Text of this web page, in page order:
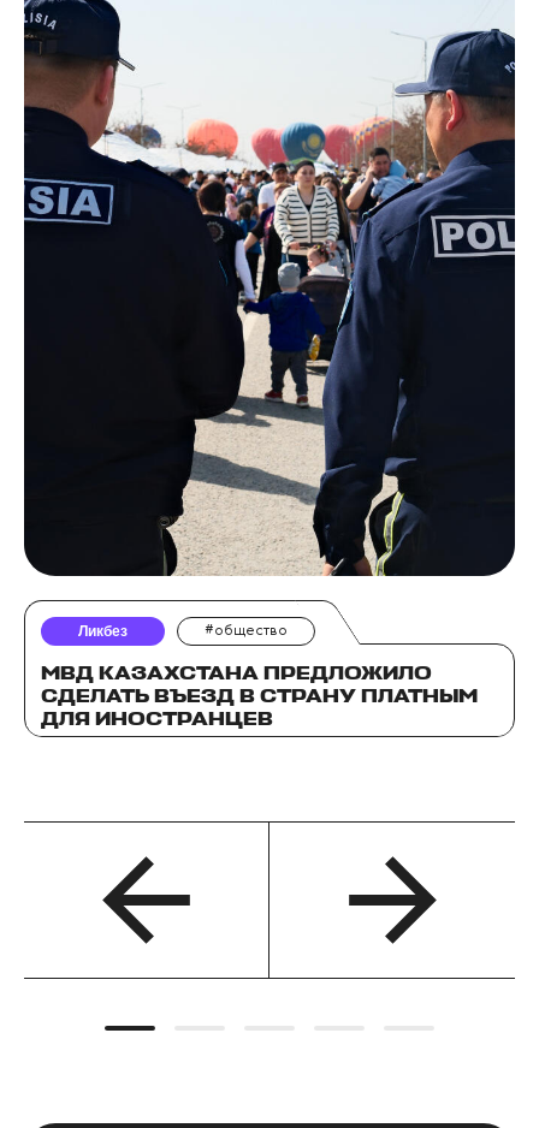
Ликбез #общество
МВД КАЗАХСТАНА ПРЕДЛОЖИЛО
СДЕЛАТЬ ВЪЕЗД В СТРАНУ ПЛАТНЫМ
ДЛЯ ИНОСТРАНЦЕВ